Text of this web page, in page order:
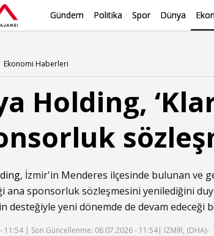
Gündem Politika Spor Dünya
Ekonomi Haberleri
Holding,
, İzmir'in Menderes ilçesinde bulunan ve
ana sponsorluk sözleşmesini yenilediğini
desteğiyle yeni dönemde de devam edeceği
11:54 | Son Güncellenme: 06.07.2026 - 11:54| İZMİR, (DHA)-